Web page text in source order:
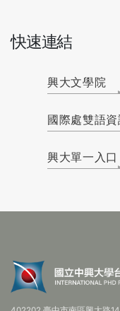
快速連結
興大文學院
國際處雙語
興大單一入口